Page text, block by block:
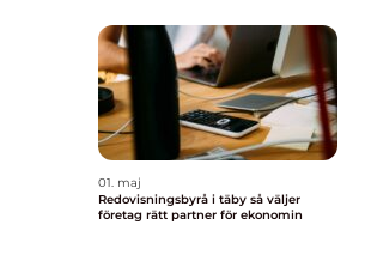
01. maj
Redovisningsbyrå i täby så väljer
företag rätt partner för ekonomin